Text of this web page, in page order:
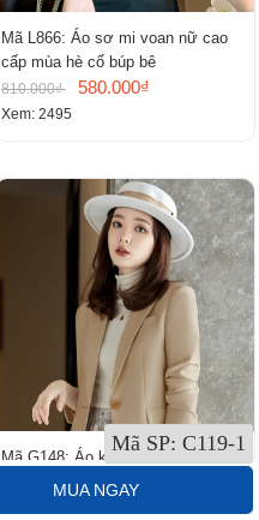
Mã SP: C119-1
Mã L866: Áo sơ mi voan nữ cao
cấp mùa hè cổ búp bê
810.000₫ 580.000₫
Xem: 2495
Mã G148: Áo khoác blazer màu
trắng nhạtMUA NGAY